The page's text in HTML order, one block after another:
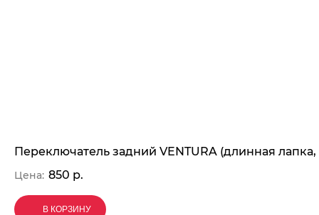
Переключатель задний VENTURA (длинная
Цена: 850 р.
В КОРЗИНУ
В КОРЗИНУ
В КОРЗИНУ